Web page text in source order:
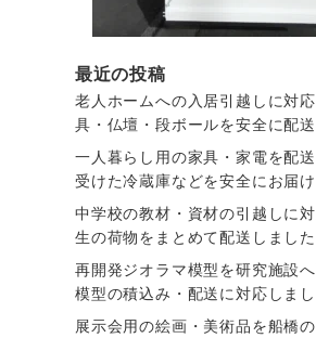
最近の投稿
老人ホームへの入居引越しに対
具・仏壇・段ボールを安全に配
一人暮らし用の家具・家電を配
受けた冷蔵庫などを安全にお届
中学校の教材・資材の引越しに
生の荷物をまとめて配送しました
再開発ジオラマ模型を研究施設
模型の積込み・配送に対応しま
展示会用の絵画・美術品を船橋